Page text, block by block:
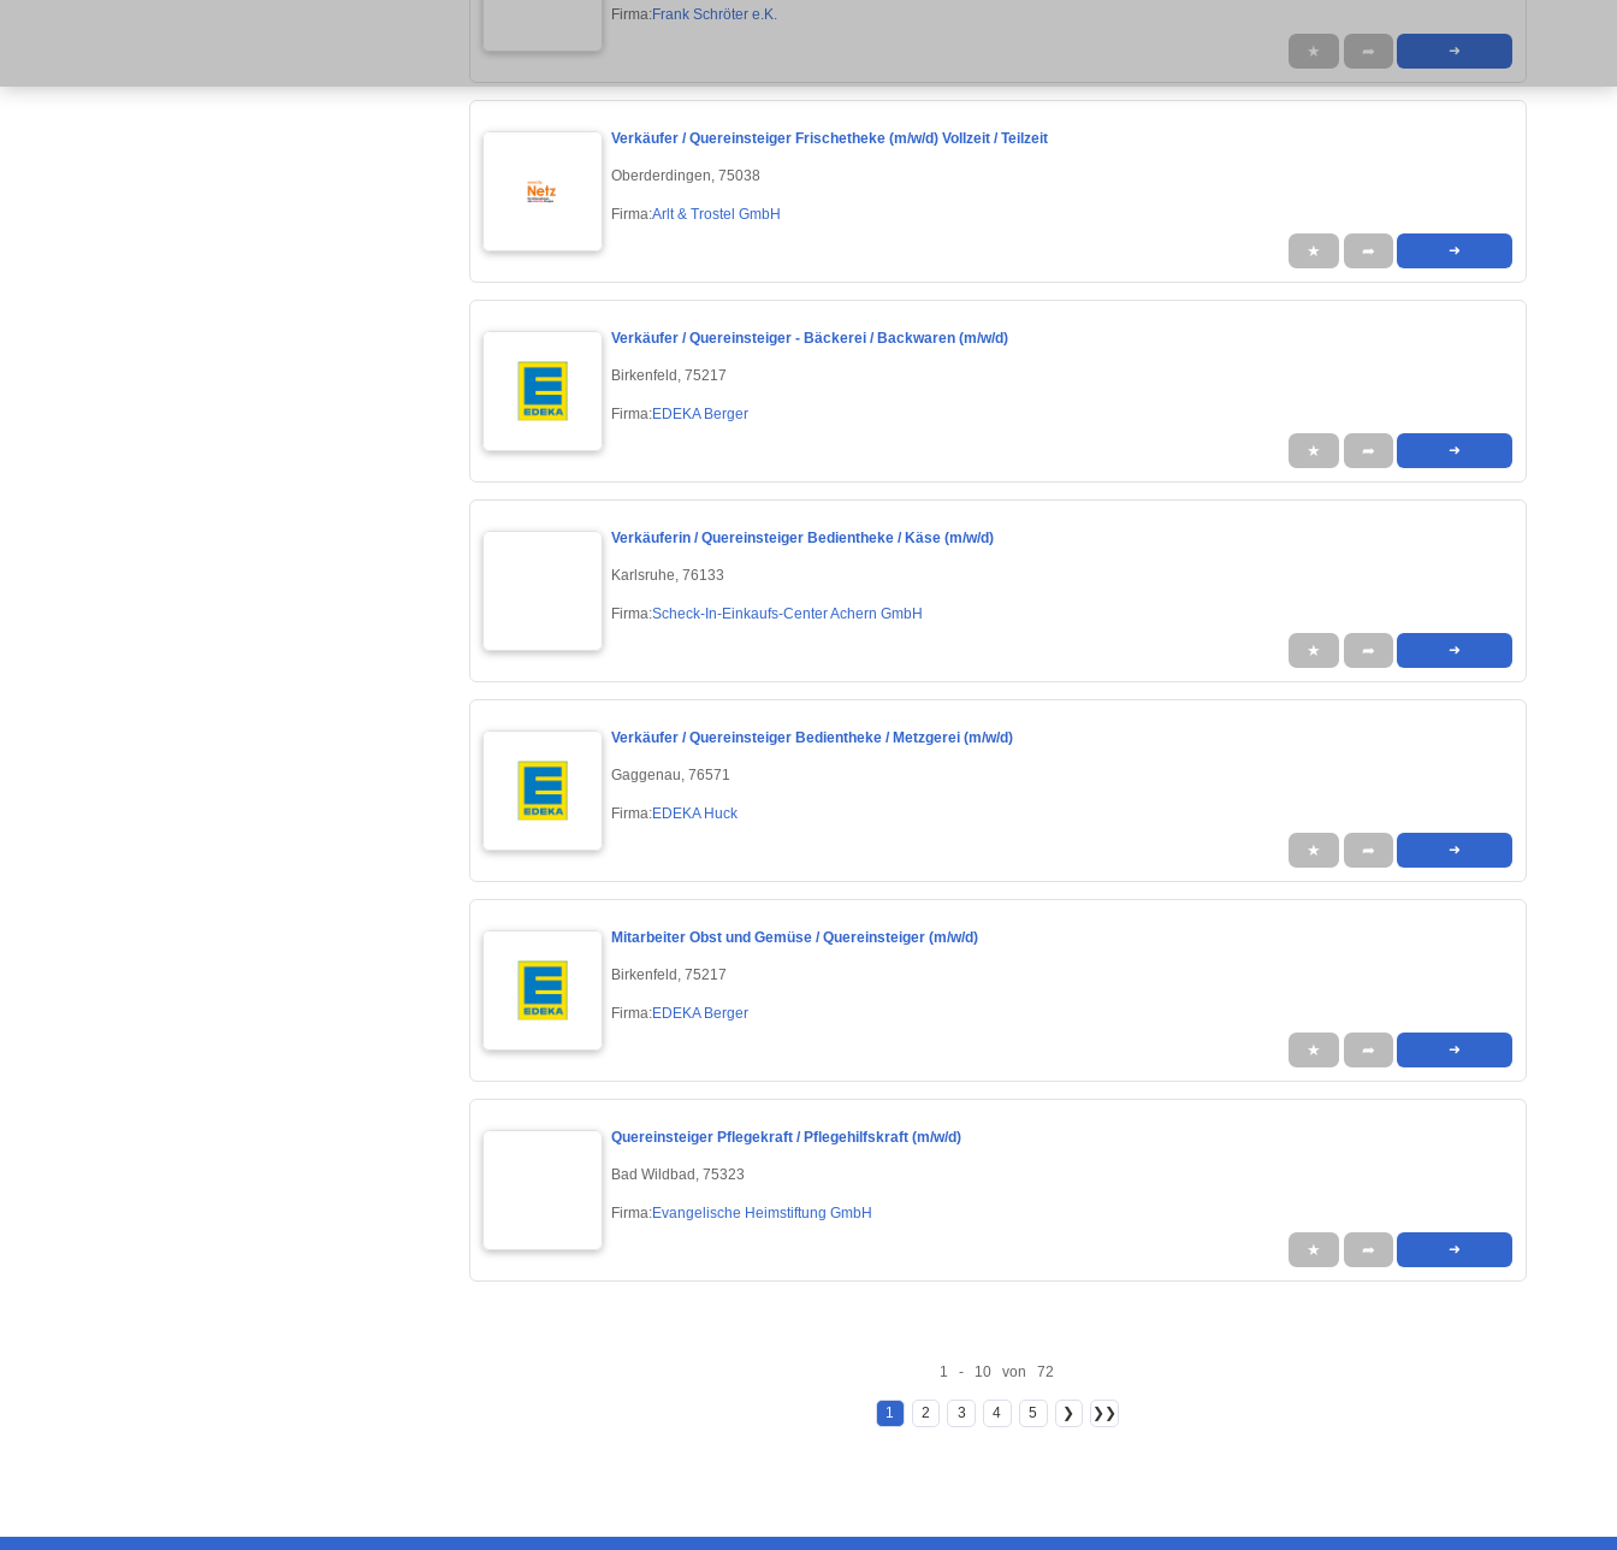
Firma:Frank Schröter e.K.
★ ➦ ➜
Verkäufer / Quereinsteiger Frischetheke (m/w/d) Vollzeit / Teilzeit
Oberderdingen, 75038
Firma:Arlt & Trostel GmbH
★ ➦ ➜
Verkäufer / Quereinsteiger - Bäckerei / Backwaren (m/w/d)
Birkenfeld, 75217
Firma:EDEKA Berger
★ ➦ ➜
Verkäuferin / Quereinsteiger Bedientheke / Käse (m/w/d)
Karlsruhe, 76133
Firma:Scheck-In-Einkaufs-Center Achern GmbH
★ ➦ ➜
Verkäufer / Quereinsteiger Bedientheke / Metzgerei (m/w/d)
Gaggenau, 76571
Firma:EDEKA Huck
★ ➦ ➜
Mitarbeiter Obst und Gemüse / Quereinsteiger (m/w/d)
Birkenfeld, 75217
Firma:EDEKA Berger
★ ➦ ➜
Quereinsteiger Pflegekraft / Pflegehilfskraft (m/w/d)
Bad Wildbad, 75323
Firma:Evangelische Heimstiftung GmbH
★ ➦ ➜
1 - 10 von 72
1 2 3 4 5 ❯ ❯❯